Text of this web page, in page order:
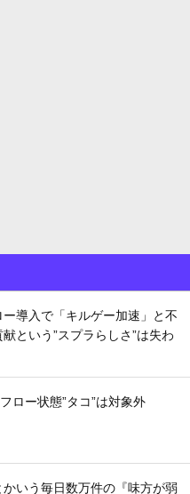
ー導入で「キルゲー加速」と不
という”スプラらしさ”は失わ
フロー状態”タコ”は対象外
かいう毎日数万件の『味方が弱